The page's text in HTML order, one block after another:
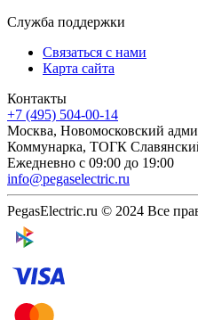
Служба поддержки
Связаться с нами
Карта сайта
Контакты
+7 (495) 504-00-14
Москва, Новомосковский
Коммунарка, ТОГК
Ежедневно с 09:00 до 19:00
info@pegaselectric.ru
PegasElectric.ru © 2024 Все